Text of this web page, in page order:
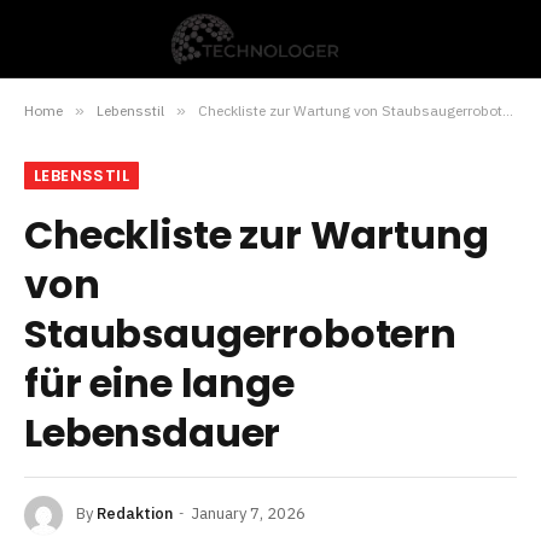
Home » Lebensstil » Checkliste zur Wartung von Staubsaugerrobotern für eine lange Lebensdauer
LEBENSSTIL
Checkliste zur Wartung
von
Staubsaugerrobotern
für eine lange
Lebensdauer
By Redaktion January 7, 2026